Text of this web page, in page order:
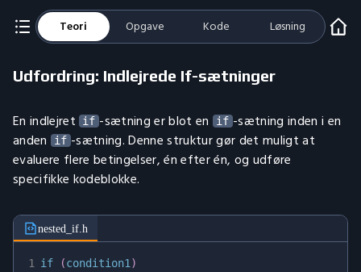
Teori Opgave Kode Løsning
Udfordring: Indlejrede If-sætninger
En indlejret if -sætning er blot en if -sætning inden i en
anden
if -sætning. Denne struktur gør det muligt at
evaluere flere betingelser, én efter én, og udføre
specifikke kodeblokke.
nested_if.h
1
if (condition1 )